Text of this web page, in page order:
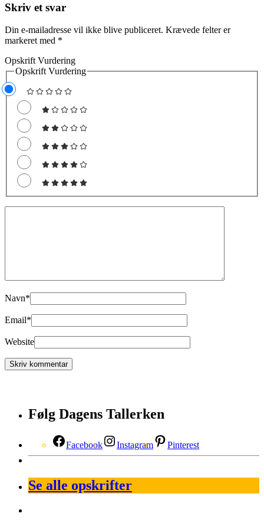
Skriv et svar
Din e-mailadresse vil ikke blive publiceret. Krævede felter er
markeret med *
Opskrift Vurdering
Opskrift Vurdering
Navn*
Email*
Website
Følg Dagens Tallerken
Facebook Instagram Pinterest
Se alle opskrifter